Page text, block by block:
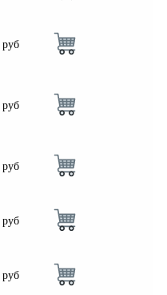
руб
руб
руб
руб
руб